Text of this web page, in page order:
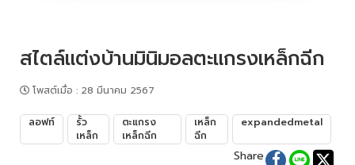
สไตล์แต่งบ้านมินิมอลตะแกรงเหล็กฉีก
โพสต์เมื่อ : 28 มีนาคม 2567
ลอฟท์
รั้ว
เหล็ก
ตะแกรง
เหล็กฉีก
เหล็ก
ฉีก
expandedmetal
Share